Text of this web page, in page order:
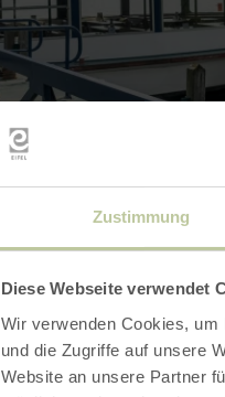
Zustimmung
Diese Webseite verwendet
Wir verwenden Cookies,
und die Zugriffe auf unsere
Website an unsere Partner
BILD